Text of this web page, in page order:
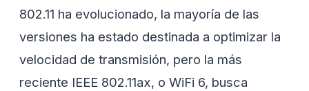
802.11 ha evolucionado, la mayoría de las
versiones ha estado destinada a optimizar la
velocidad de transmisión, pero la más
reciente IEEE 802.11ax, o WiFi 6, busca